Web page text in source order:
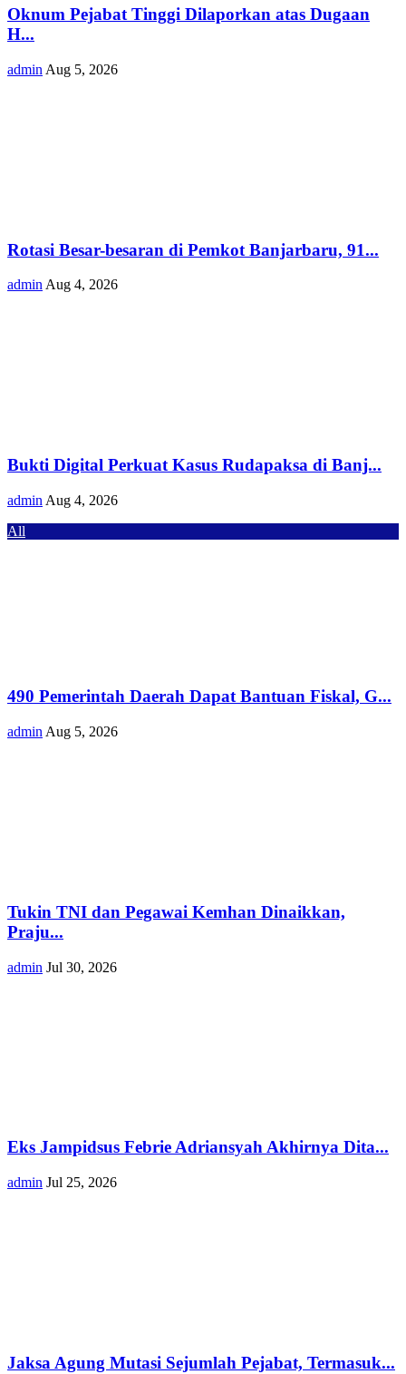
Oknum Pejabat Tinggi Dilaporkan atas Dugaan
H...
admin Aug 5, 2026
Rotasi Besar-besaran di Pemkot Banjarbaru, 91...
admin Aug 4, 2026
Bukti Digital Perkuat Kasus Rudapaksa di Banj...
admin Aug 4, 2026
All
490 Pemerintah Daerah Dapat Bantuan Fiskal, G...
admin Aug 5, 2026
Tukin TNI dan Pegawai Kemhan Dinaikkan,
Praju...
admin Jul 30, 2026
Eks Jampidsus Febrie Adriansyah Akhirnya Dita...
admin Jul 25, 2026
Jaksa Agung Mutasi Sejumlah Pejabat, Termasuk...